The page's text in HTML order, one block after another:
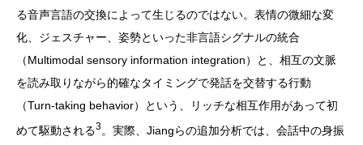
る音声言語の交換によって生じるのではない。表情の微細な変
化、ジェスチャー、姿勢といった非言語シグナルの統合
（Multimodal sensory information integration）と、相互の文脈
を読み取りながら的確なタイミングで発話を交替する行動
（Turn-taking behavior）という、リッチな相互作用があって初
めて駆動される3。実際、Jiangらの追加分析では、会話中の身振